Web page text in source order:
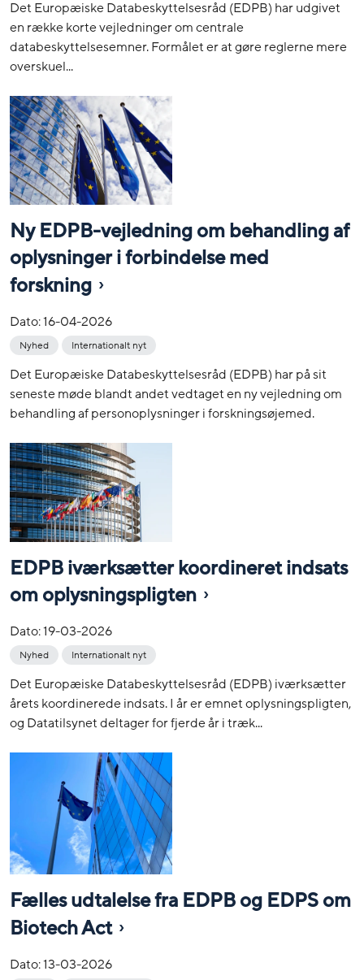
Det Europæiske Databeskyttelsesråd (EDPB) har udgivet
en række korte vejledninger om centrale
databeskyttelsesemner. Formålet er at gøre reglerne mere
overskuel...
Ny EDPB-vejledning om behandling af
oplysninger i forbindelse med
forskning
Dato:16-04-2026
Nyhed Internationalt nyt
Det Europæiske Databeskyttelsesråd (EDPB) har på sit
seneste møde blandt andet vedtaget en ny vejledning om
behandling af personoplysninger i forskningsøjemed.
EDPB iværksætter koordineret indsats
om oplysningspligten
Dato:19-03-2026
Nyhed Internationalt nyt
Det Europæiske Databeskyttelsesråd (EDPB) iværksætter
årets koordinerede indsats. I år er emnet oplysningspligten,
og Datatilsynet deltager for fjerde år i træk...
Fælles udtalelse fra EDPB og EDPS om
Biotech Act
Dato:13-03-2026